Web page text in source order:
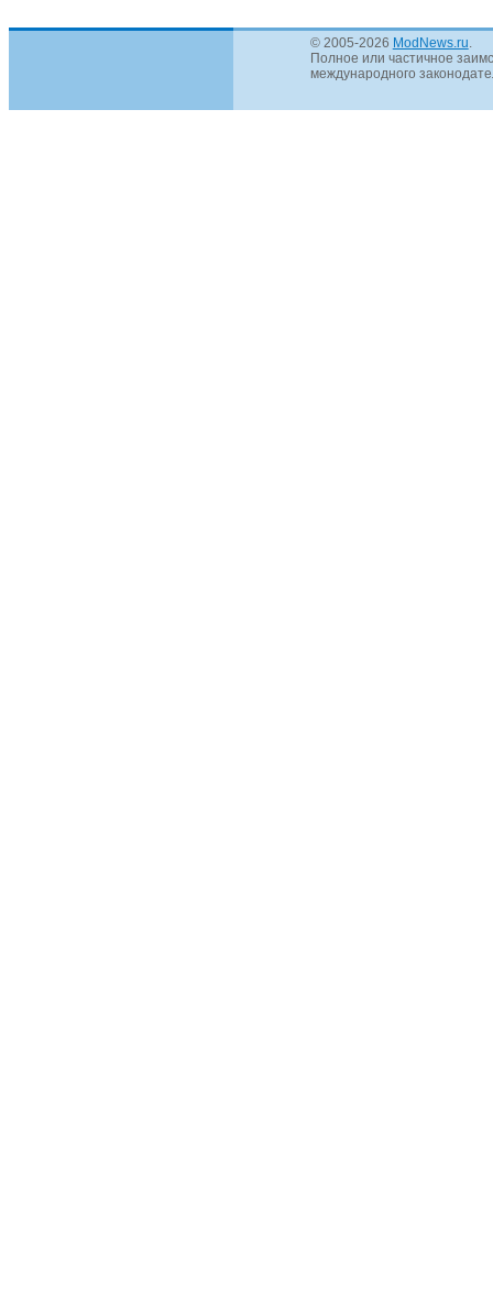
© 2005-2026 ModNews.ru
Полное или частичное
международного